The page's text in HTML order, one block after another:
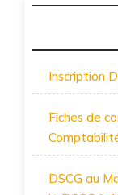
Inscription
Fiches de
DSCG au